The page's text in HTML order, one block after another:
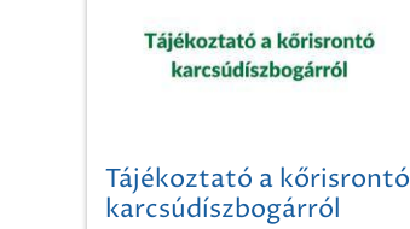
Tájékoztató a kőrisrontó
karcsúdíszbogárról